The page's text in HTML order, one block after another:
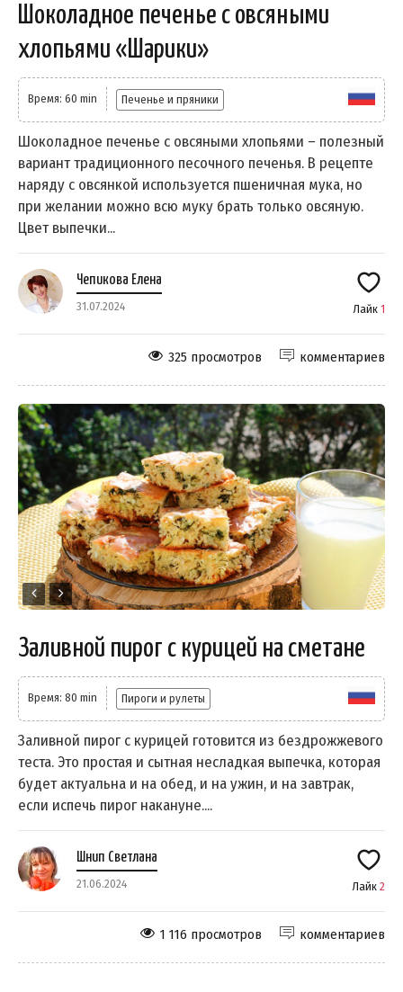
Шоколадное печенье с овсяными
хлопьями «Шарики»
Время: 60 min Печенье и пряники
Шоколадное печенье с овсяными хлопьями – полезный
вариант традиционного песочного печенья. В рецепте
наряду с овсянкой используется пшеничная мука, но
при желании можно всю муку брать только овсяную.
Цвет выпечки...
Чепикова Елена
31.07.2024 Лайк 1
комментариев
325 просмотров
Заливной пирог с курицей на сметане
Время: 80 min Пироги и рулеты
Заливной пирог с курицей готовится из бездрожжевого
теста. Это простая и сытная несладкая выпечка, которая
будет актуальна и на обед, и на ужин, и на завтрак,
если испечь пирог накануне....
Шнип Светлана
21.06.2024 Лайк 2
комментариев
1 116 просмотров